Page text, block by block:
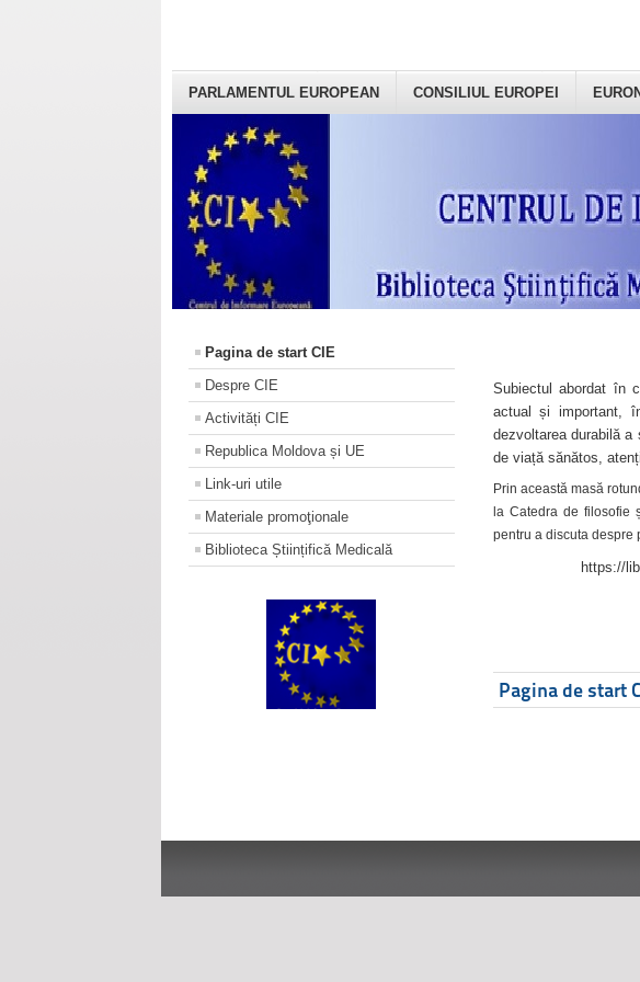
PARLAMENTUL EUROPEAN CONSILIUL EUROPEI
Pagina de start CIE
Despre CIE
Activități CIE
Republica Moldova și UE
Link-uri utile
Materiale promoţionale
Biblioteca Științifică Medicală
Subiectul abordat în
actual și important,
dezvoltarea durabilă
de viață sănătos,
Prin această masă
la Catedra de filosofie
pentru a discuta despre
https://
Pagina de start